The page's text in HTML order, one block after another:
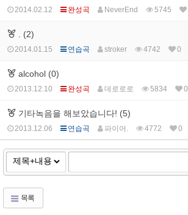
2014.02.12 완성곡 NeverEnd 5745
. (2)
2014.01.15 연습곡 stroker 4742 0
alcohol (0)
2013.12.10 완성곡 데로로로 5834 0
기타녹음을 해보았습니다! (5)
2013.12.06 연습곡 파이어. 4772 0
목록